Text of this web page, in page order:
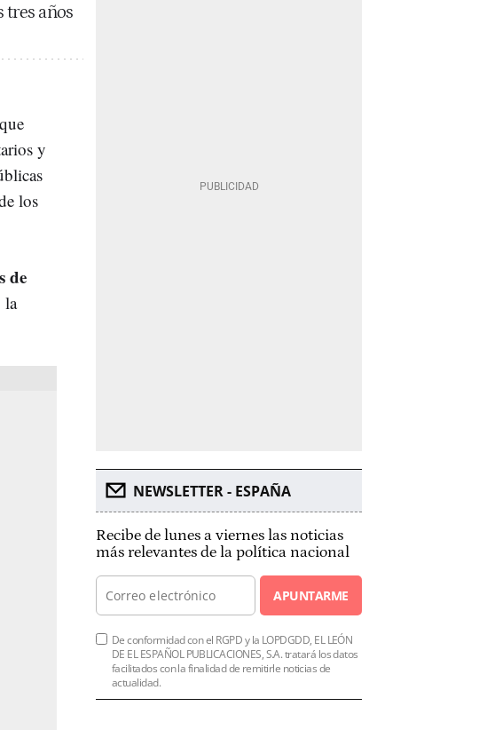
tres años
y
los
de
la
NEWSLETTER - ESPAÑA
Recibe de lunes a viernes las noticias
más relevantes de la política nacional
APUNTARME
De conformidad con el RGPD y la LOPDGDD, EL LEÓN
DE EL ESPAÑOL PUBLICACIONES, S.A. tratará los datos
facilitados con la finalidad de remitirle noticias de
actualidad.